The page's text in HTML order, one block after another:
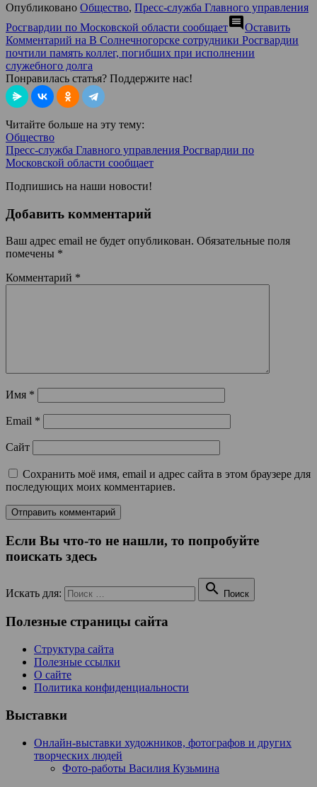
Опубликовано Общество, Пресс-служба Главного управления
Росгвардии по Московской области сообщаетcomment Оставить
Комментарий на В Солнечногорске сотрудники Росгвардии
почтили память коллег, погибших при исполнении
служебного долга
Понравилась статья? Поддержите нас!
Читайте больше на эту тему:
Общество
Пресс-служба Главного управления Росгвардии по
Московской области сообщает
Подпишись на наши новости!
Добавить комментарий
Ваш адрес email не будет опубликован. Обязательные поля
помечены *
Комментарий *
Имя *
Email *
Сайт
Сохранить моё имя, email и адрес сайта в этом браузере для
последующих моих комментариев.
Если Вы что-то не нашли, то попробуйте
поискать здесь
Искать для:  Поиск
Полезные страницы сайта
Структура сайта
Полезные ссылки
О сайте
Политика конфиденциальности
Выставки
Онлайн-выставки художников, фотографов и других
творческих людей
Фото-работы Василия Кузьмина